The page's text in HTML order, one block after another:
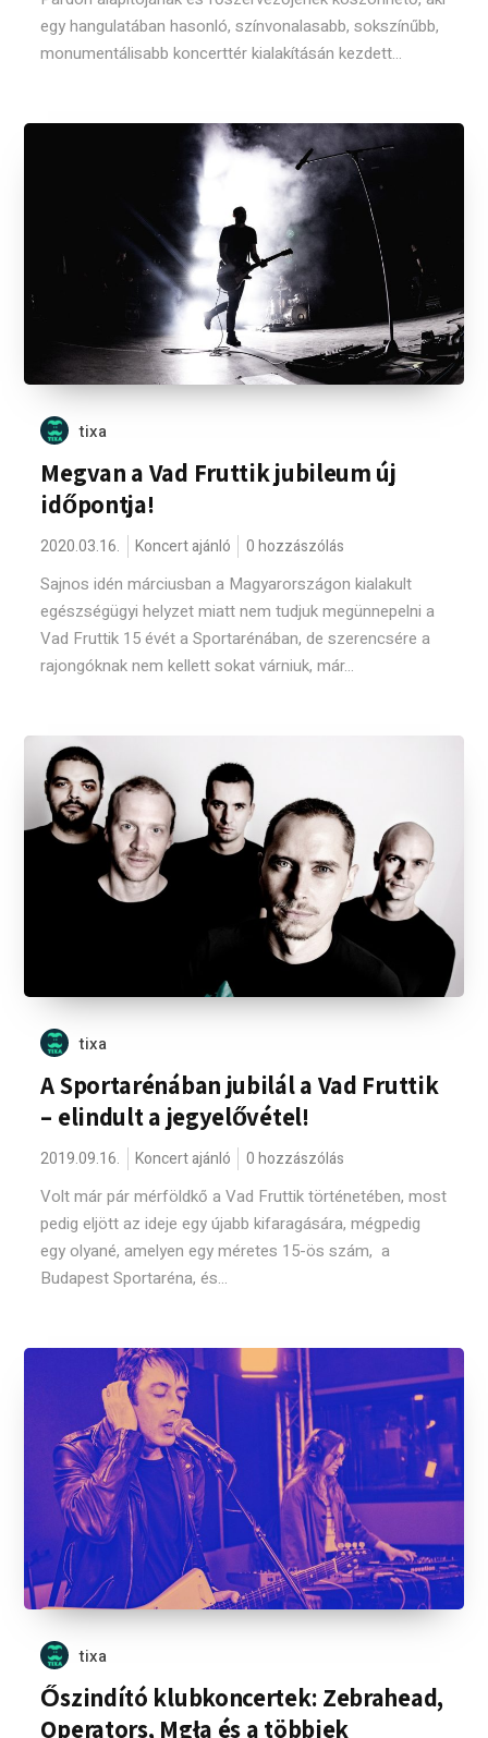
egy hangulatában hasonló, színvonalasabb, sokszínűbb,
monumentálisabb koncerttér kialakításán kezdett...
tixa
Megvan a Vad Fruttik jubileum új
időpontja!
2020.03.16. Koncert ajánló 0 hozzászólás
Sajnos idén márciusban a Magyarországon kialakult
egészségügyi helyzet miatt nem tudjuk megünnepelni a
Vad Fruttik 15 évét a Sportarénában, de szerencsére a
rajongóknak nem kellett sokat várniuk, már...
tixa
A Sportarénában jubilál a Vad Fruttik
– elindult a jegyelővétel!
2019.09.16. Koncert ajánló 0 hozzászólás
Volt már pár mérföldkő a Vad Fruttik történetében, most
pedig eljött az ideje egy újabb kifaragására, mégpedig
egy olyané, amelyen egy méretes 15-ös szám, a
Budapest Sportaréna, és...
tixa
Őszindító klubkoncertek: Zebrahead,
Operators, Mgła és a többiek